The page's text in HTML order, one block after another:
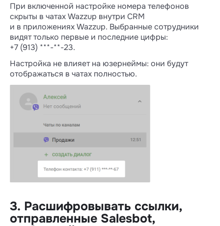
При включенной настройке номера телефонов
скрыты в чатах Wazzup внутри CRM
и в приложениях Wazzup. Выбранные сотрудники
видят только первые и последние цифры:
+7 (913) ***-**-23.
Настройка не влияет на юзернеймы: они будут
отображаться в чатах полностью.
3. Расшифровывать ссылки,
отправленные Salesbot,